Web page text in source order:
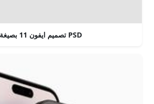
تصميم ايفون 11 بصيغة PSD